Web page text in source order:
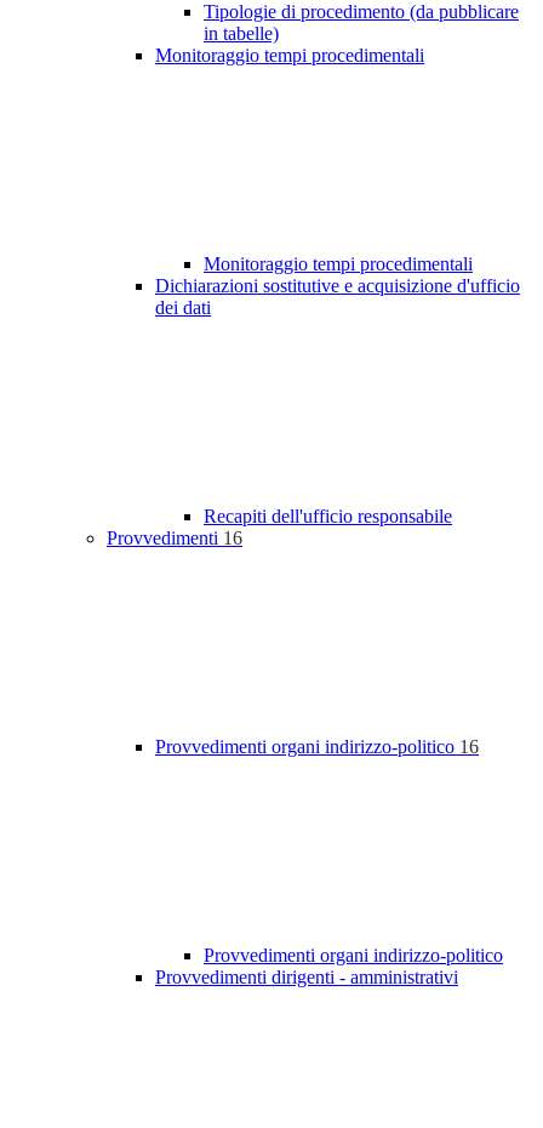
Tipologie di procedimento (da pubblicare
in tabelle)
Monitoraggio tempi procedimentali
Monitoraggio tempi procedimentali
Dichiarazioni sostitutive e acquisizione d'ufficio
dei dati
Recapiti dell'ufficio responsabile
Provvedimenti 16
Provvedimenti organi indirizzo-politico 16
Provvedimenti organi indirizzo-politico
Provvedimenti dirigenti - amministrativi